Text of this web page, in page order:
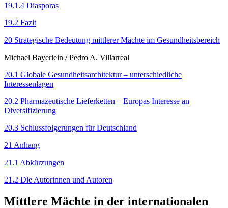
19.1.4 Diasporas
19.2 Fazit
20 Strategische Bedeutung mittlerer Mächte im Gesundheitsbereich
Michael Bayerlein / Pedro A. Villarreal
20.1 Globale Gesundheitsarchitektur – unterschiedliche
Interessenlagen
20.2 Pharmazeutische Lieferketten – Europas Interesse an
Diversifizierung
20.3 Schlussfolgerungen für Deutschland
21 Anhang
21.1 Abkürzungen
21.2 Die Autorinnen und Autoren
Mittlere Mächte in der internationalen